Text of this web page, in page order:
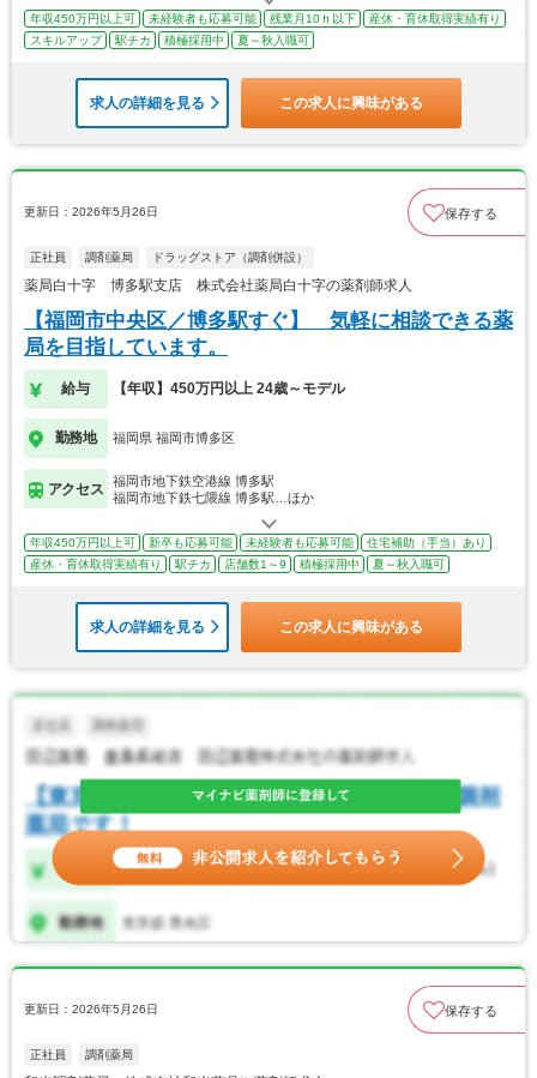
年収450万円以上可 未経験者も応募可能 残業月10ｈ以下
産休・育休取得実績有り
スキルアップ
駅チカ 積極採用中 夏～秋入職可
求人の詳細を見る この求人に興味がある
更新日：2026年5月26日 保存する
正社員 調剤薬局 ドラッグストア（調剤併設）
薬局白十字 博多駅支店 株式会社薬局白十字の薬剤師求人
【福岡市中央区／博多駅すぐ】 気軽に相談できる薬
局を目指しています。
給与 【年収】450万円以上 24歳～モデル
勤務地 福岡県 福岡市博多区
アクセス
福岡市地下鉄空港線 博多駅
福岡市地下鉄七隈線 博多駅…ほか
年収450万円以上可 新卒も応募可能 未経験者も応募可能
住宅補助（手当）あり
産休・育休取得実績有り
駅チカ 店舗数1～9 積極採用中 夏～秋入職可
求人の詳細を見る この求人に興味がある
更新日：2026年5月26日 保存する
正社員 調剤薬局